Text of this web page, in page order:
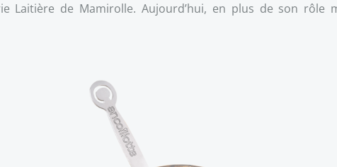
Laitière de Mamirolle. Aujourd’hui, en plus de son rôle